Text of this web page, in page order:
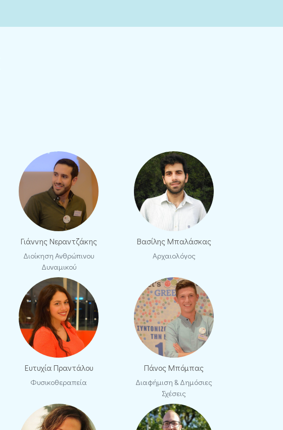
Γιάννης Νεραντζάκης
Διοίκηση Ανθρώπινου
Δυναμικού
Βασίλης Μπαλάσκας
Αρχαιολόγος
Ευτυχία Πραντάλου
Φυσικοθεραπεία
Πάνος Μπόμπας
Διαφήμιση & Δημόσιες
Σχέσεις